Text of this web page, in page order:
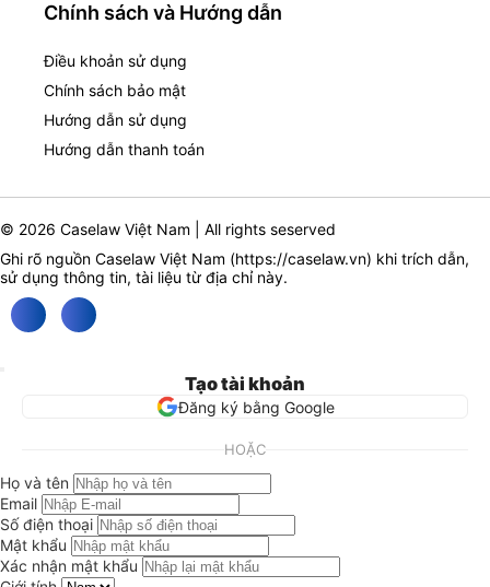
Chính sách và Hướng dẫn
Điều khoản sử dụng
Chính sách bảo mật
Hướng dẫn sử dụng
Hướng dẫn thanh toán
© 2026 Caselaw Việt Nam | All rights seserved
Ghi rõ nguồn Caselaw Việt Nam (https://caselaw.vn) khi trích dẫn,
sử dụng thông tin, tài liệu từ địa chỉ này.
Tạo tài khoản
Đăng ký bằng Google
HOẶC
Họ và tên
Email
Số điện thoại
Mật khẩu
Xác nhận mật khẩu